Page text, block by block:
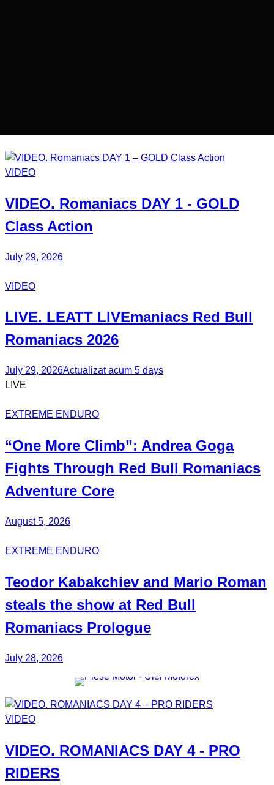
VIDEO
VIDEO. Romaniacs DAY 1 - GOLD
Class Action
July 29, 2026
VIDEO
LIVE. LEATT LIVEmaniacs Red Bull
Romaniacs 2026
July 29, 2026Actualizat acum 5 days
LIVE
EXTREME ENDURO
“One More Climb”: Andrea Goga
Fights Through Red Bull Romaniacs
Adventure Core
August 5, 2026
EXTREME ENDURO
Teodor Kabakchiev and Mario Roman
steals the show at Red Bull
Romaniacs Prologue
July 28, 2026
VIDEO
VIDEO. ROMANIACS DAY 4- PRO
RIDERS